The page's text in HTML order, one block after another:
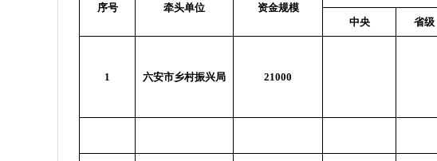
序号 牵头单位 资金规模
中央
省级
1 六安市乡村振兴局 21000